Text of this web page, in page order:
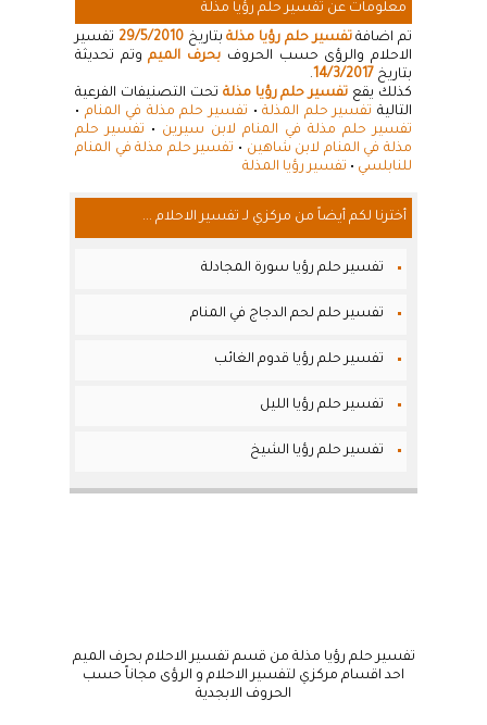
معلومات عن تفسير حلم رؤيا مذلة
تم اضافةتفسير حلم رؤيا مذلةبتاريخ29/5/2010 تفسير
الاحلام والرؤى حسب الحروف بحرف الميموتم تحديثة
بتاريخ 14/3/2017
.
كذلك يقع تفسير حلم رؤيا مذلة تحت التصنيفات الفرعية
التالية تفسير حلم المذلة• تفسير حلم مذلة في المنام •
تفسير حلم مذلة في المنام لابن سيرين • تفسير حلم
مذلة في المنام لابن شاهين • تفسير حلم مذلة في المنام
للنابلسي • تفسير رؤيا المذلة
أخترنا لكم أيضاً من مركزي لـ تفسير الاحلام ...
تفسير حلم رؤيا سورة المجادلة
تفسير حلم لحم الدجاج في المنام
تفسير حلم رؤيا قدوم الغائب
تفسير حلم رؤيا الليل
تفسير حلم رؤيا الشيخ
تفسير حلم رؤيا مذلة من قسم تفسير الاحلام بحرف الميم
احد اقسام مركزي لتفسير الاحلام و الرؤى مجاناً حسب
الحروف الابجدية